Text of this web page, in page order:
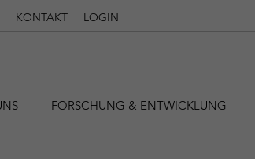
KONTAKT LOGIN
FORSCHUNG & ENTWICKLUNG